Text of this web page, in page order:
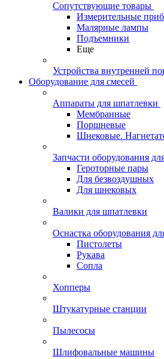
Сопутствующие товары
Измерительные
Малярные лампы
Подъемники
Еще
Устройства внутренней
Оборудование для смесей
Аппараты для шпатлевки
Мембранные
Поршневые
Шнековые.
Запчасти оборудования
Героторные пары
Для безвоздушных
Для шнековых
Валики для шпатлевки
Оснастка оборудования
Пистолеты
Рукава
Сопла
Хопперы
Штукатурные станции
Пылесосы
Шлифовальные машины